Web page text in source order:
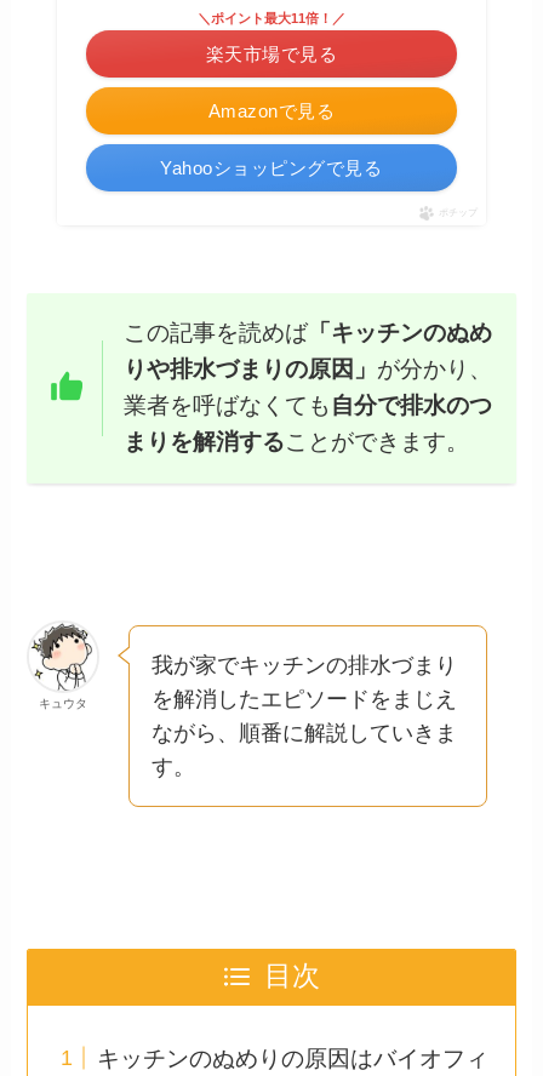
Amazonで見る
＼ポイント最大11倍！／
楽天市場で見る
Yahooショッピングで見る
ポチップ
この記事を読めば「キッチンのぬめ
りや排水づまりの原因」 が分かり、
業者を呼ばなくても 自分で排水のつ
まりを解消することができます。
キュウタ
我が家でキッチンの排水づまり
を解消したエピソードをまじえ
ながら、順番に解説していきま
す。
目次
キッチンのぬめりの原因はバイオフィ